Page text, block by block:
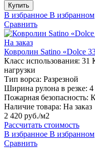
Купить
В избранное В избранном
Сравнить
На заказ
Ковролин Satino «Dolce
Класс использования: 31
нагрузки
Тип ворса: Разрезной
Ширина рулона в резке: 4
Пожарная безопасность:
Наличие товара: На заказ
2 420 руб./м2
Рассчитать стоимость
В избранное В избранном
Сравнить